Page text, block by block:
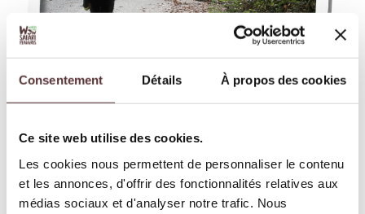
Consentement Détails À propos des cookies
Ce site web utilise des cookies.
Les cookies nous permettent de personnaliser le contenu
et les annonces, d'offrir des fonctionnalités relatives aux
médias sociaux et d'analyser notre trafic. Nous
Je pourrais ainsi encore vous raconter des anecdotes sur
les girafes, les zèbres rayés noirs et blancs… ou blancs et
noirs ? Ou sur la riche descendance du mâle rhinocéros,
mais je préfère vous laisser le plaisir de la découverte.